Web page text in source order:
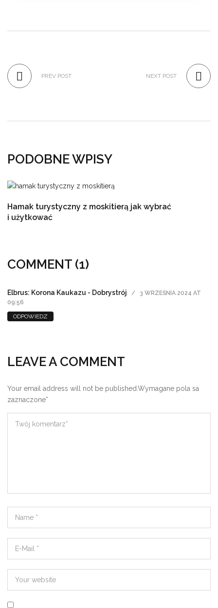
PREV POST NEXT POST
PODOBNE WPISY
Hamak turystyczny z moskitierą jak wybrać
i użytkować
COMMENT (1)
Elbrus: Korona Kaukazu - Dobrystrój
3 WRZEŚNIA 2024 AT
09:56
ODPOWIEDZ
LEAVE A COMMENT
Your email address will not be published. Wymagane pola sa
zaznaczone*